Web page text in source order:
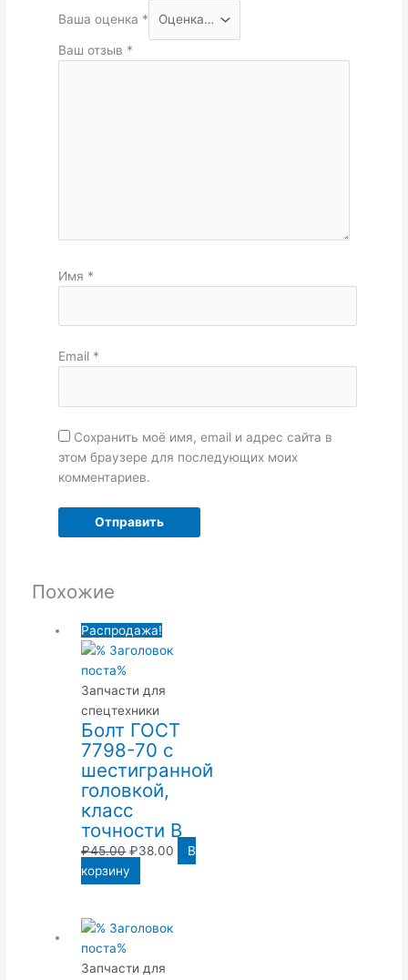
Ваша оценка *
Ваш отзыв *
Имя *
Email *
Сохранить моё имя, email и адрес сайта в
этом браузере для последующих моих
комментариев.
Похожие
Распродажа!
Запчасти для
спецтехники
Болт ГОСТ
7798-70 с
шестигранной
головкой,
класс
точности В
₽45.00 ₽38.00
В
корзину
Запчасти для